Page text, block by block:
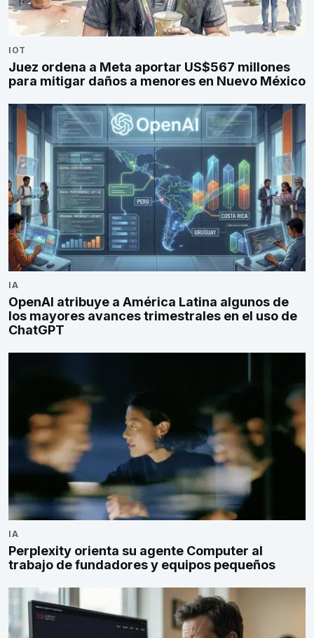
IOT
Juez ordena a Meta aportar US$567 millones
para mitigar daños a menores en Nuevo México
IA
OpenAI atribuye a América Latina algunos de
los mayores avances trimestrales en el uso de
ChatGPT
IA
Perplexity orienta su agente Computer al
trabajo de fundadores y equipos pequeños